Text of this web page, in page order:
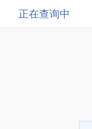
正在查询中